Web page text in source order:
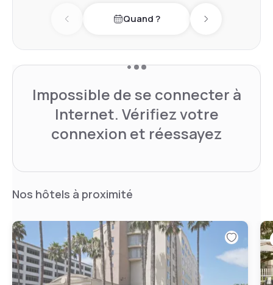
Previous dayQuand ? Next day
Impossible de se connecter à
Internet. Vérifiez votre
connexion et réessayez
Nos hôtels à proximité